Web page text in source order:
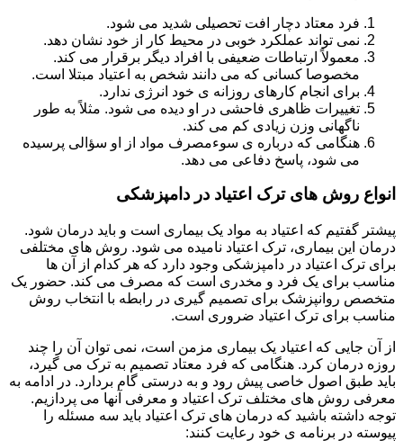
فرد معتاد دچار افت تحصیلی شدید می شود.
نمی تواند عملکرد خوبی در محیط کار از خود نشان دهد.
معمولاً ارتباطات ضعیفی با افراد دیگر برقرار می کند.
مخصوصا کسانی که می دانند شخص به اعتیاد مبتلا است.
برای انجام کارهای روزانه ی خود انرژی ندارد.
تغییرات ظاهری فاحشی در او دیده می شود. مثلاً به طور
ناگهانی وزن زیادی کم می کند.
هنگامی که درباره ی سوءمصرف مواد از او سؤالی پرسیده
می شود، پاسخ دفاعی می دهد.
انواع روش های ترک اعتیاد در دامپزشکی
پیشتر گفتیم که اعتیاد به مواد یک بیماری است و باید درمان شود.
درمان این بیماری، ترک اعتیاد نامیده می شود. روش های مختلفی
برای ترک اعتیاد در دامپزشکی وجود دارد که هر کدام از آن ها
مناسب برای یک فرد و مخدری است که مصرف می کند. حضور یک
متخصص روانپزشک برای تصمیم گیری در رابطه با انتخاب روش
مناسب برای ترک اعتیاد ضروری است.
از آن جایی که اعتیاد یک بیماری مزمن است، نمی توان آن را چند
روزه درمان کرد. هنگامی که فرد معتاد تصمیم به ترک می گیرد،
باید طبق اصول خاصی پیش رود و به درستی گام بردارد. در ادامه به
معرفی روش های مختلف ترک اعتیاد و معرفی آنها می پردازیم.
توجه داشته باشید که درمان های ترک اعتیاد باید سه مسئله را
پیوسته در برنامه ی خود رعایت کنند: